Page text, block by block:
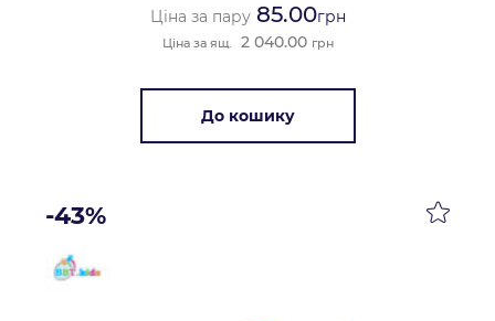
Ціна за пару85.00грн
Ціна за ящ. 2 040.00 грн
До кошику
-43%